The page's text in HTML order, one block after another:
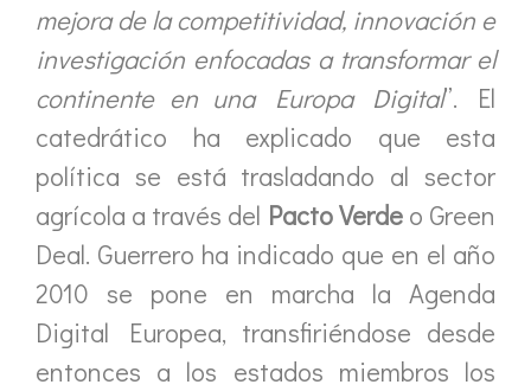
mejora de la competitividad, innovación e
investigación enfocadas a transformar el
continente en una Europa Digital”. El
catedrático ha explicado que esta
política se está trasladando al sector
agrícola a través del Pacto Verdeo Green
Deal. Guerrero ha indicado que en el año
2010 se pone en marcha la Agenda
Digital Europea, transfiriéndose desde
entonces a los estados miembros los